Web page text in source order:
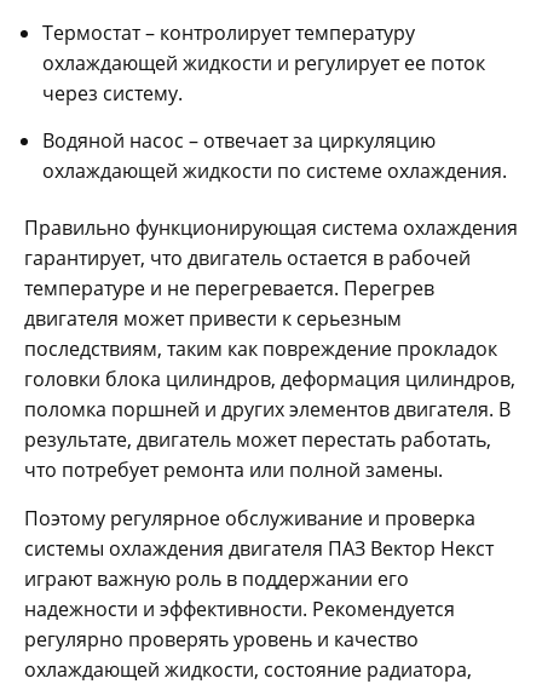
Термостат – контролирует температуру
охлаждающей жидкости и регулирует ее поток
через систему.
Водяной насос – отвечает за циркуляцию
охлаждающей жидкости по системе охлаждения.
Правильно функционирующая система охлаждения
гарантирует, что двигатель остается в рабочей
температуре и не перегревается. Перегрев
двигателя может привести к серьезным
последствиям, таким как повреждение прокладок
головки блока цилиндров, деформация цилиндров,
поломка поршней и других элементов двигателя. В
результате, двигатель может перестать работать,
что потребует ремонта или полной замены.
Поэтому регулярное обслуживание и проверка
системы охлаждения двигателя ПАЗ Вектор Некст
играют важную роль в поддержании его
надежности и эффективности. Рекомендуется
регулярно проверять уровень и качество
охлаждающей жидкости, состояние радиатора,